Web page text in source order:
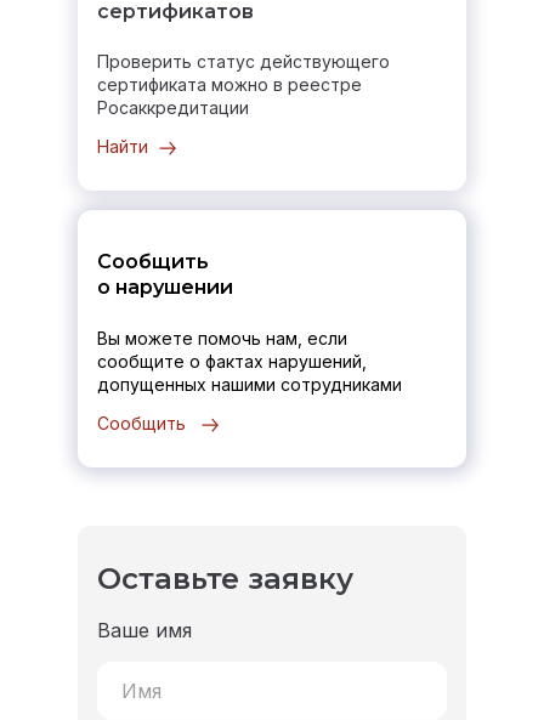
Сообщить
Вы можете помочь нам, если
сообщите о фактах нарушений,
допущенных нашими сотрудниками
Сообщить
о нарушении
Найти
Проверить статус действующего
сертификата можно в реестре
Росаккредитации
сертификатов
Оставьте заявку
Ваше имя